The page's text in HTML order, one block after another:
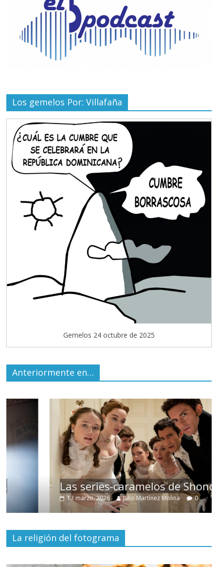
Los gemelos Por: Villafaña
Gemelos 24 octubre de 2025
Anteriormente en…
Las series-caramelos de Shondaland
13 marzo, 2026 Julio Martínez Molina 0
La religión del fotograma